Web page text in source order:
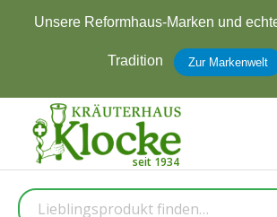
Unsere Reformhaus-Marken und
Tradition Zur Markenwelt